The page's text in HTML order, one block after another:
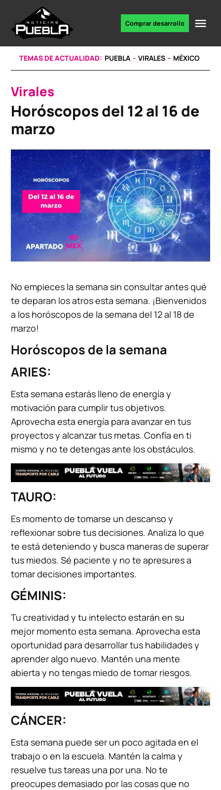
content
noticias
Comprar desarrollo
TEMAS DE ACTUALIDAD: PUEBLA VIRALES MÉXICO
POSTED
IN
Virales
Horóscopos del 12 al 16 de
marzo
No empieces la semana sin consultar antes qué
te deparan los atros esta semana. ¡Bienvenidos
a los horóscopos de la semana del 12 al 18 de
marzo!
Horóscopos de la semana
ARIES:
Esta semana estarás lleno de energía y
motivación para cumplir tus objetivos.
Aprovecha esta energía para avanzar en tus
proyectos y alcanzar tus metas. Confía en ti
mismo y no te detengas ante los obstáculos.
TAURO:
Es momento de tomarse un descanso y
reflexionar sobre tus decisiones. Analiza lo que
te está deteniendo y busca maneras de superar
tus miedos. Sé paciente y no te apresures a
tomar decisiones importantes.
GÉMINIS:
Tu creatividad y tu intelecto estarán en su
mejor momento esta semana. Aprovecha esta
oportunidad para desarrollar tus habilidades y
aprender algo nuevo. Mantén una mente
abierta y no tengas miedo de tomar riesgos.
CÁNCER:
Esta semana puede ser un poco agitada en el
trabajo o en la escuela. Mantén la calma y
resuelve tus tareas una por una. No te
preocupes demasiado por las cosas que no